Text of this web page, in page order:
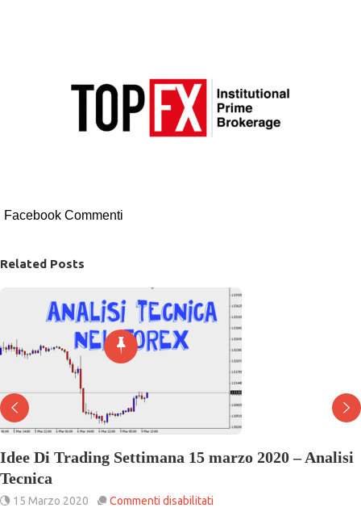
Facebook Commenti
Related Posts
Idee Di Trading Settimana 15 marzo 2020 – Analisi
Tecnica
15 Marzo 2020 Commenti disabilitati